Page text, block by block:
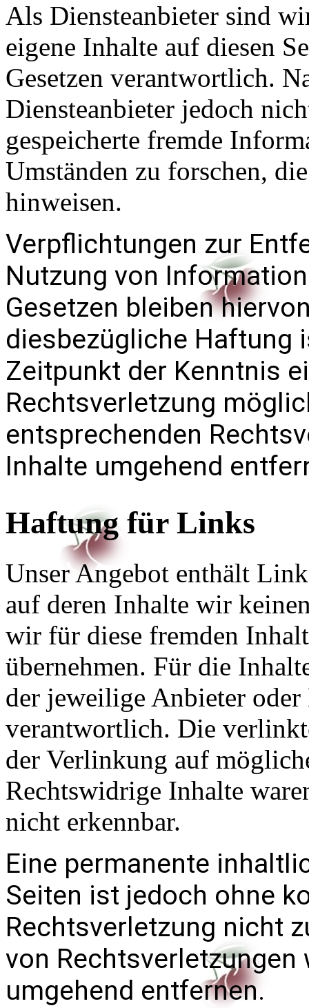
Als Diensteanbieter sind
eigene Inhalte auf diesen
Gesetzen verantwortlich.
Diensteanbieter jedoch
gespeicherte fremde
Umständen zu forschen,
hinweisen.
Verpflichtungen zur
Nutzung von
Gesetzen bleiben
diesbezügliche Haftung
Zeitpunkt der Kenntnis
Rechtsverletzung
entsprechenden
Inhalte umgehend
Haftung für Links
Unser Angebot enthält
auf deren Inhalte wir
wir für diese fremden
übernehmen. Für die
der jeweilige Anbieter oder
verantwortlich. Die
der Verlinkung auf
Rechtswidrige Inhalte
nicht erkennbar.
Eine permanente
Seiten ist jedoch ohne
Rechtsverletzung nicht
von
umgehend entfernen.